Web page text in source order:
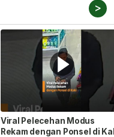
>
Viral Pelecehan Modus
Rekam dengan Ponsel di